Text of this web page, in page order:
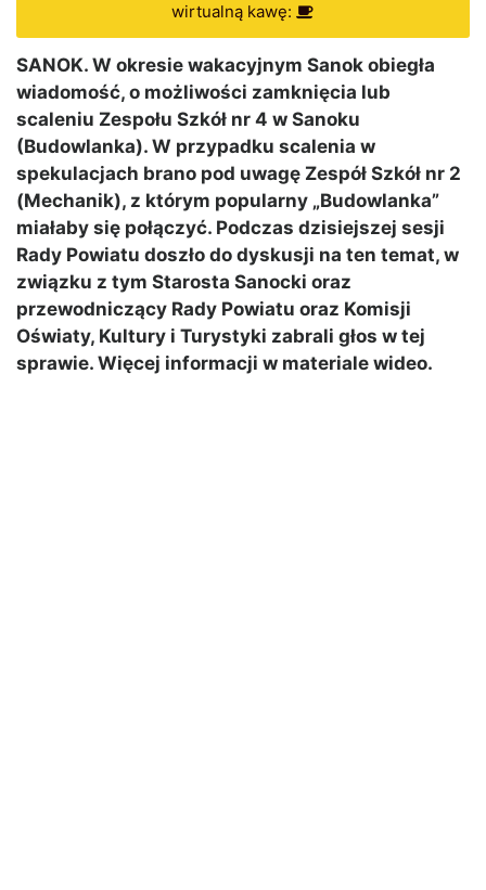
wirtualną kawę:
SANOK. W okresie wakacyjnym Sanok obiegła
wiadomość, o możliwości zamknięcia lub
scaleniu Zespołu Szkół nr 4 w Sanoku
(Budowlanka). W przypadku scalenia w
spekulacjach brano pod uwagę Zespół Szkół nr 2
(Mechanik), z którym popularny „Budowlanka”
miałaby się połączyć. Podczas dzisiejszej sesji
Rady Powiatu doszło do dyskusji na ten temat, w
związku z tym Starosta Sanocki oraz
przewodniczący Rady Powiatu oraz Komisji
Oświaty, Kultury i Turystyki zabrali głos w tej
sprawie. Więcej informacji w materiale wideo.